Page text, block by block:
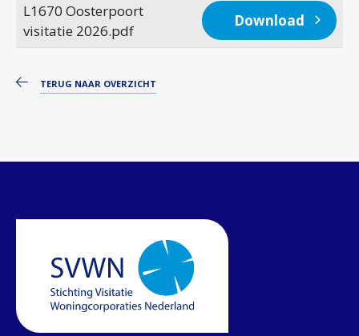
L1670 Oosterpoort
visitatie 2026.pdf
Download
TERUG NAAR OVERZICHT